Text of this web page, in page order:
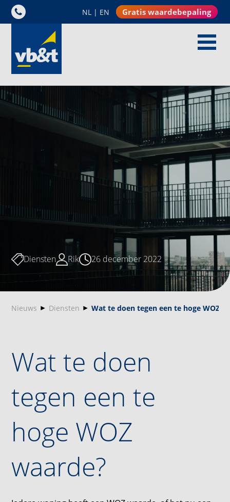
NL | EN Gratis waardebepaling
Diensten Rik 26 december 2022
Nieuws Diensten Wat te doen tegen een te hoge WOZ
Wat te doen
tegen een te
hoge WOZ
waarde?